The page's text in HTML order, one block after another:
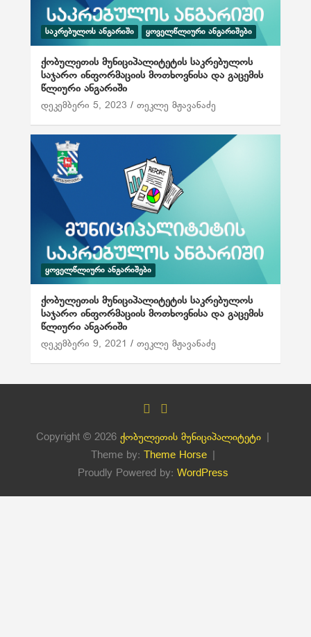
ᲡᲐᲙᲠᲔᲑᲣᲚᲝᲡ ᲐᲜᲒᲐᲠᲘᲨᲘ ᲧᲝᲕᲔᲚᲬᲚᲘᲣᲠᲘ ᲐᲜᲒᲐᲠᲘᲨᲔᲑᲘ
ქობულეთის მუნიციპალიტეტის საკრებულოს
საჯარო ინფორმაციის მოთხოვნისა და გაცემის
წლიური ანგარიში
დეკემბერი 5, 2023 თეკლე მჟავანაძე
ᲧᲝᲕᲔᲚᲬᲚᲘᲣᲠᲘ ᲐᲜᲒᲐᲠᲘᲨᲔᲑᲘ
ქობულეთის მუნიციპალიტეტის საკრებულოს
საჯარო ინფორმაციის მოთხოვნისა და გაცემის
წლიური ანგარიში
დეკემბერი 9, 2021 თეკლე მჟავანაძე
Copyright © 2026 ქობულეთის მუნიციპალიტეტი
Theme by: Theme Horse
Proudly Powered by: WordPress